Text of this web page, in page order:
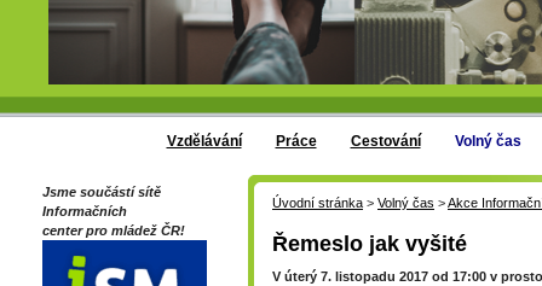
Vzdělávání Práce Cestování Volný čas
Jsme součástí sítě
Informačních
center pro mládež ČR!
Úvodní stránka > Volný čas >Akce
Řemeslo jak vyšité
V úterý 7. listopadu 2017 od 17:00 v